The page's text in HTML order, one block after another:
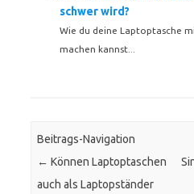
schwer wird?
Wie du deine Laptoptasche
machen kannst...
Beitrags-Navigation
← Können Laptoptaschen
auch als Laptopständer